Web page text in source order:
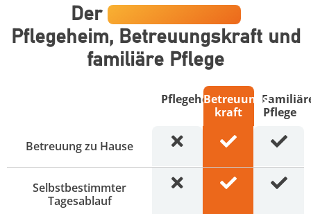
Der Direktvergleich
Pflegeheim, Betreuungskraft und
familiäre Pflege
PflegeheimBetreuungs­
kraft
Pflege
Betreuung zu Hause
Selbstbestimmter
Tagesablauf